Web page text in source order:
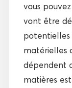
vous
vont être
potentielles
matérielles
dépendent
matières